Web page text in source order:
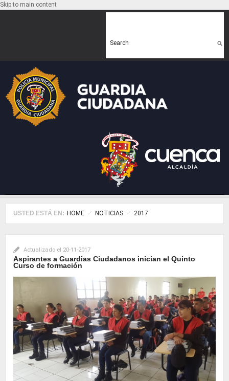
Skip to main content
Search
USTED ESTÁ EN: HOME NOTICIAS 2017
Actualizado el 20-11-2017
Aspirantes a Guardias Ciudadanos inician el Quinto
Curso de formación